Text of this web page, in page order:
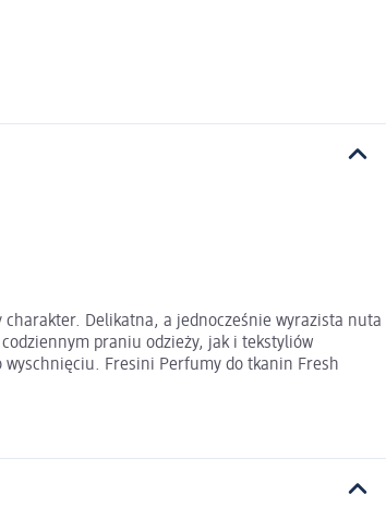
charakter. Delikatna, a jednocześnie wyrazista nuta
praniu odzieży, jak i tekstyliów
wyschnięciu. Fresini Perfumy do tkanin Fresh